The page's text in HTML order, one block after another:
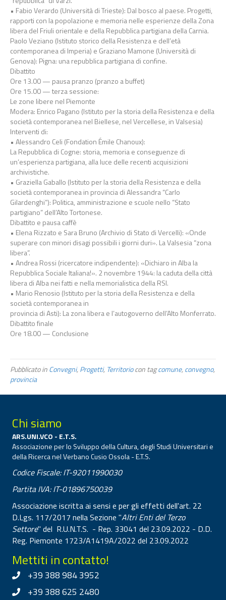
• Fabio Verardo (Università di Trieste): Dal bosco al paese. Progetti,
rapporti con la popolazione e memoria nelle esperienze della Zona
libera del Friuli orientale e della Repubblica partigiana della Carnia.
Paolo Veziano (Istituto storico della Resistenza e dell’età
contemporanea di Imperia) e Graziano Mamone (Università di
Genova): Pigna: una repubblica partigiana di confine.
Dibattito
Ore 13.00 — pausa pranzo (pranzo a buffet)
Ore 15.00 — terza sessione:
Le zone libere nel Piemonte
Modera: Enrico Pagano (Istituto per la storia della Resistenza e della
società contemporanea nel Biellese, nel Vercellese, in Valsesia)
Interventi di:
• Alessandro Celi (Fondation Émile Chanoux):
La Repubblica di Cogne: storia, memoria e conseguenze di
un’esperienza partigiana, alla luce delle recenti acquisizioni
archivistiche.
• Graziella Gaballo (Istituto per la storia della Resistenza e della
società contemporanea in provincia di Alessandra “Carlo
Gilardenghi”): Politica, amministrazione e scuole nello “Stato
partigiano” dell’Alto Tortonese.
Dibattito e pausa caffè
• Elena Rizzato e Sara Bruno (Archivio di Stato di Vercelli): «Onde
superare con minori disagi possibili i giorni duri». La Valsesia “zona
libera”.
• Andrea Rossi (ricercatore indipendente): «Dichiaro in Alba la
Repubblica Sociale Italiana!». 2 novembre 1944: la caduta della città
libera di Alba nei fatti e nella memorialistica della RSI.
• Mario Renosio (Istituto per la storia della Resistenza e della
società contemporanea in
provincia di Asti): La zona libera e l’autogoverno dell’Alto Monferrato.
Dibattito finale
Ore 18.00 — Conclusione
Pubblicato inConvegni,Progetti, Territoriocon tagcomune,convegno,
provincia
Chi siamo
ARS.UNI.VCO - E.T.S.
Associazione per lo Sviluppo della Cultura, degli Studi Universitari e
della Ricerca nel Verbano Cusio Ossola - E.T.S.
Codice Fiscale: IT-92011990030
Partita IVA: IT-01896750039
Associazione iscritta ai sensi e per gli effetti dell'art. 22
D.Lgs. 117/2017 nella Sezione "Altri Enti del Terzo
Settore" del R.U.N.T.S. - Rep. 33041 del 23.09.2022 - D.D.
Reg. Piemonte 1723/A1419A/2022 del 23.09.2022
Mettiti in contatto!
+39 388 984 3952
+39 388 625 2480